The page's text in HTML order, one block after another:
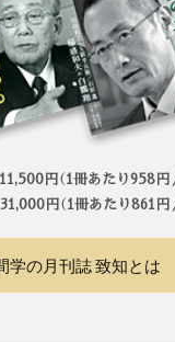
円（1冊あたり958円
円（1冊あたり861円
学の月刊誌 致知とは